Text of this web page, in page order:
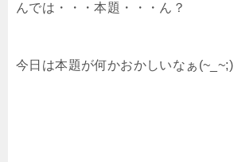
んでは・・・本題・・・ん？
今日は本題が何かおかしいなぁ(~_~;)